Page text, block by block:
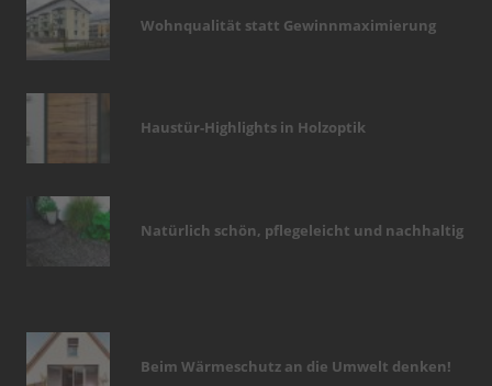
Wohnqualität statt Gewinnmaximierung
Haustür-Highlights in Holzoptik
Natürlich schön, pflegeleicht und nachhaltig
Beim Wärmeschutz an die Umwelt denken!